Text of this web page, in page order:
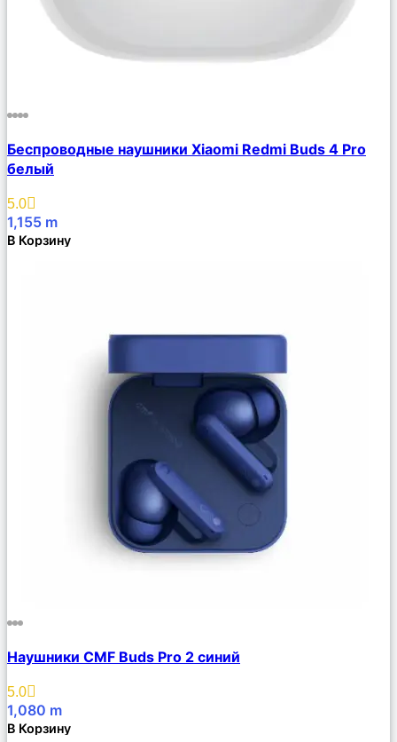
Описание
Избранное
Беспроводные наушники Xiaomi Redmi Buds 4 Pro
белый
5.0
1,155 m
В Корзину
Описание
Избранное
Наушники CMF Buds Pro 2 синий
5.0
1,080 m
В Корзину